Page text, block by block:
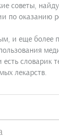
советы,
по оказанию
и еще более
словарик
лекарств.